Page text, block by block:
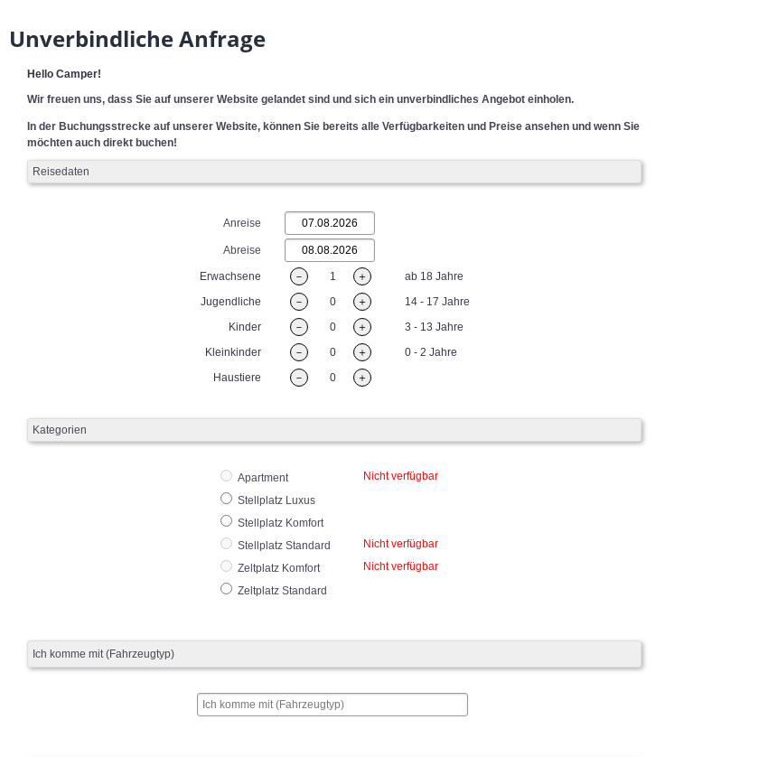
Unverbindliche Anfrage
Hello Camper!
Wir freuen uns, dass Sie auf unserer Website gelandet sind und sich ein unverbindliches Angebot einholen.
In der Buchungsstrecke auf unserer Website, können Sie bereits alle Verfügbarkeiten und Preise ansehen und wenn Sie
möchten auch direkt buchen!
Reisedaten
Anreise
Abreise
Erwachsene － 1 ＋
ab 18 Jahre
Jugendliche
－ 0 ＋
14 - 17 Jahre
Kinder
－ 0 ＋
3 - 13 Jahre
Kleinkinder
－ 0 ＋
0 - 2 Jahre
Haustiere
－ 0 ＋
Kategorien
Apartment
Nicht verfügbar
Stellplatz Luxus
Stellplatz Komfort
Stellplatz Standard
Nicht verfügbar
Zeltplatz Komfort
Nicht verfügbar
Zeltplatz Standard
Ich komme mit (Fahrzeugtyp)